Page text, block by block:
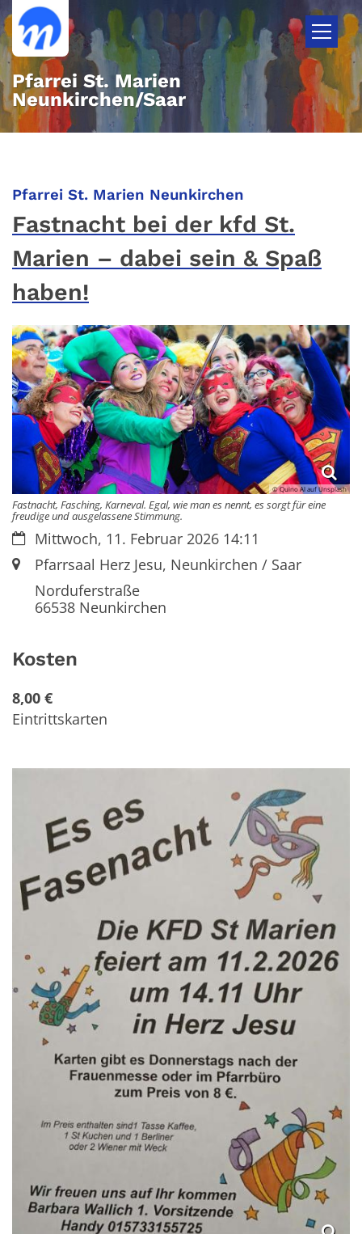
Zum Inhalt springen
Pfarrei St. Marien
Neunkirchen/Saar
Pfarrei St. Marien Neunkirchen
Fastnacht bei der kfd St.
Marien – dabei sein & Spaß
haben!
© Quino Al auf Unsplash
Fastnacht, Fasching, Karneval. Egal, wie man es nennt, es sorgt für eine
freudige und ausgelassene Stimmung.
Datum:Mittwoch, 11. Februar 2026 14:11
Ort:Pfarrsaal Herz Jesu, Neunkirchen / Saar
Norduferstraße
66538Neunkirchen
Kosten
8,00 €
Eintrittskarten